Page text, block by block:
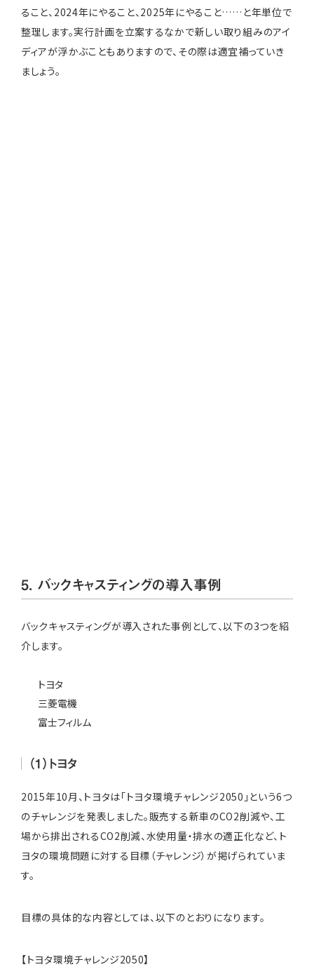
ること、2024年にやること、2025年にやること……と年単位で
整理します。実行計画を立案するなかで新しい取り組みのアイ
ディアが浮かぶこともありますので、その際は適宜補っていき
ましょう。
5. バックキャスティングの導入事例
バックキャスティングが導入された事例として、以下の3つを紹
介します。
トヨタ
三菱電機
富士フィルム
（1）トヨタ
2015年10月、トヨタは「トヨタ環境チャレンジ2050」という6つ
のチャレンジを発表しました。販売する新車のCO2削減や、工
場から排出されるCO2削減、水使用量・排水の適正化など、ト
ヨタの環境問題に対する目標（チャレンジ）が掲げられていま
す。
目標の具体的な内容としては、以下のとおりになります。
【トヨタ環境チャレンジ2050】